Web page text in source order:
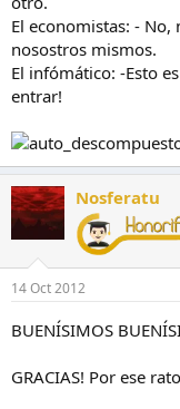
El economistas: -
nosostros mismos.
El infómático: -Esto
entrar!
Nosferatu
14 Oct 2012
BUENÍSIMOS
GRACIAS! Por ese